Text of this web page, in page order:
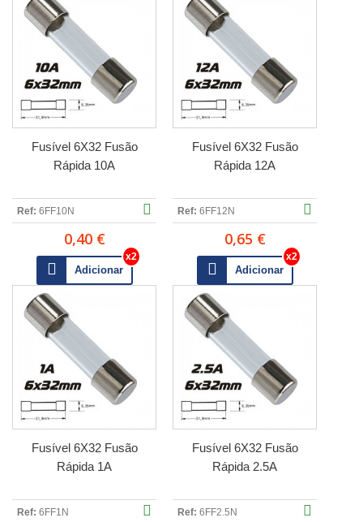
Fusível 6X32 Fusão
Rápida 10A
Ref: 6FF10N
0,40 €
Adicionar
Fusível 6X32 Fusão
Rápida 12A
Ref: 6FF12N
0,65 €
Adicionar
Fusível 6X32 Fusão
Rápida 1A
Ref: 6FF1N
Fusível 6X32 Fusão
Rápida 2.5A
Ref: 6FF2.5N